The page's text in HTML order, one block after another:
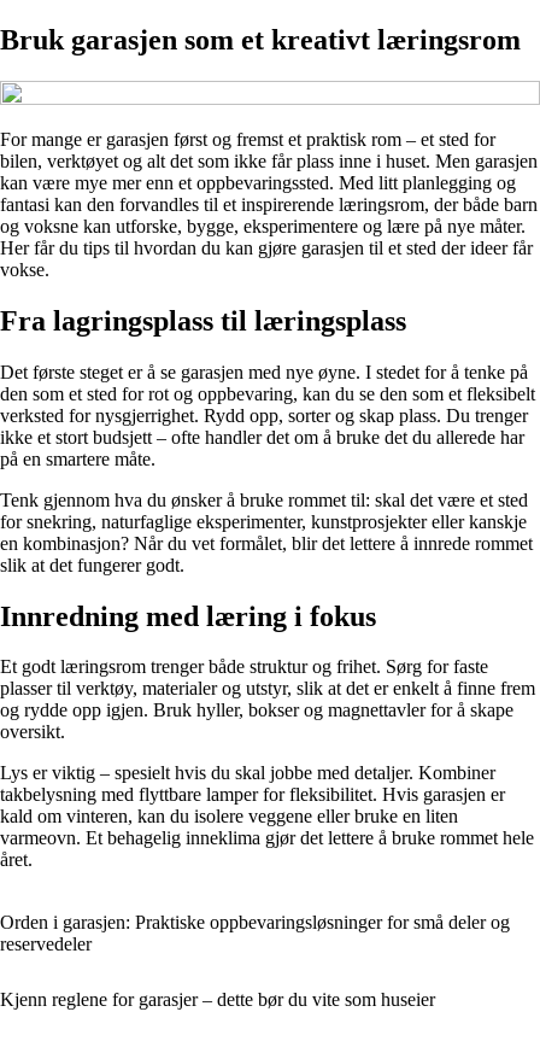
Bruk garasjen som et kreativt læringsrom
For mange er garasjen først og fremst et praktisk rom – et sted for
bilen, verktøyet og alt det som ikke får plass inne i huset. Men garasjen
kan være mye mer enn et oppbevaringssted. Med litt planlegging og
fantasi kan den forvandles til et inspirerende læringsrom, der både barn
og voksne kan utforske, bygge, eksperimentere og lære på nye måter.
Her får du tips til hvordan du kan gjøre garasjen til et sted der ideer får
vokse.
Fra lagringsplass til læringsplass
Det første steget er å se garasjen med nye øyne. I stedet for å tenke på
den som et sted for rot og oppbevaring, kan du se den som et fleksibelt
verksted for nysgjerrighet. Rydd opp, sorter og skap plass. Du trenger
ikke et stort budsjett – ofte handler det om å bruke det du allerede har
på en smartere måte.
Tenk gjennom hva du ønsker å bruke rommet til: skal det være et sted
for snekring, naturfaglige eksperimenter, kunstprosjekter eller kanskje
en kombinasjon? Når du vet formålet, blir det lettere å innrede rommet
slik at det fungerer godt.
Innredning med læring i fokus
Et godt læringsrom trenger både struktur og frihet. Sørg for faste
plasser til verktøy, materialer og utstyr, slik at det er enkelt å finne frem
og rydde opp igjen. Bruk hyller, bokser og magnettavler for å skape
oversikt.
Lys er viktig – spesielt hvis du skal jobbe med detaljer. Kombiner
takbelysning med flyttbare lamper for fleksibilitet. Hvis garasjen er
kald om vinteren, kan du isolere veggene eller bruke en liten
varmeovn. Et behagelig inneklima gjør det lettere å bruke rommet hele
året.
Orden i garasjen: Praktiske oppbevaringsløsninger for små deler og
reservedeler
Kjenn reglene for garasjer – dette bør du vite som huseier